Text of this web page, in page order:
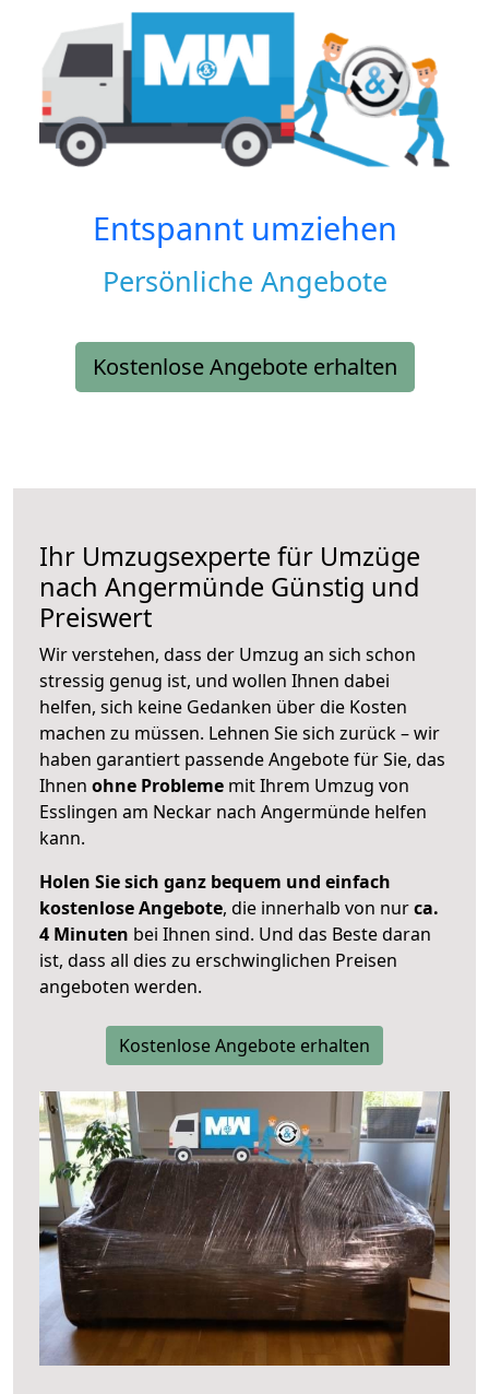
Entspannt umziehen
Persönliche Angebote
Kostenlose Angebote erhalten
Ihr Umzugsexperte für Umzüge
nach Angermünde Günstig und
Preiswert
Wir verstehen, dass der Umzug an sich schon
stressig genug ist, und wollen Ihnen dabei
helfen, sich keine Gedanken über die Kosten
machen zu müssen. Lehnen Sie sich zurück – wir
haben garantiert passende Angebote für Sie, das
Ihnen ohne Probleme mit Ihrem Umzug von
Esslingen am Neckar nach Angermünde helfen
kann.
Holen Sie sich ganz bequem und einfach
kostenlose Angebote, die innerhalb von nurca.
4 Minuten bei Ihnen sind. Und das Beste daran
ist, dass all dies zu erschwinglichen Preisen
angeboten werden.
Kostenlose Angebote erhalten